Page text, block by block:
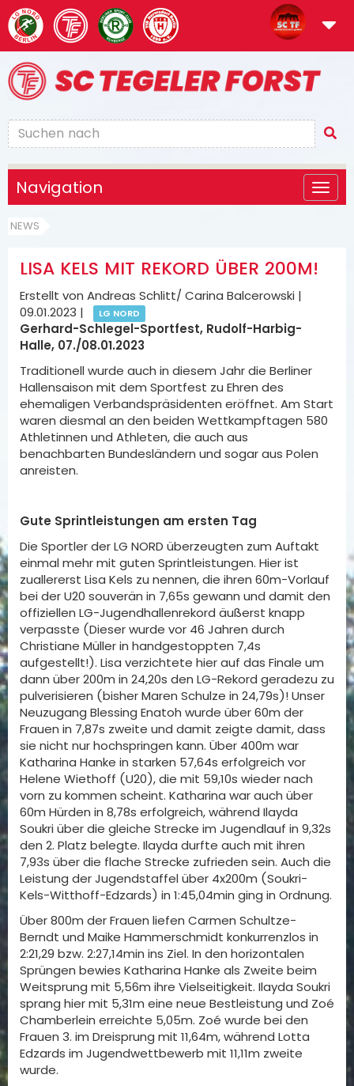
Navigation
NEWS
LISA KELS MIT REKORD ÜBER 200M!
Erstellt von Andreas Schlitt/ Carina Balcerowski |
09.01.2023 | LG NORD
Gerhard-Schlegel-Sportfest, Rudolf-Harbig-
Halle, 07./08.01.2023
Traditionell wurde auch in diesem Jahr die Berliner
Hallensaison mit dem Sportfest zu Ehren des
ehemaligen Verbandspräsidenten eröffnet. Am Start
waren diesmal an den beiden Wettkampftagen 580
Athletinnen und Athleten, die auch aus
benachbarten Bundesländern und sogar aus Polen
anreisten.
Gute Sprintleistungen am ersten Tag
Die Sportler der LG NORD überzeugten zum Auftakt
einmal mehr mit guten Sprintleistungen. Hier ist
zuallererst Lisa Kels zu nennen, die ihren 60m-Vorlauf
bei der U20 souverän in 7,65s gewann und damit den
offiziellen LG-Jugendhallenrekord äußerst knapp
verpasste (Dieser wurde vor 46 Jahren durch
Christiane Müller in handgestoppten 7,4s
aufgestellt!). Lisa verzichtete hier auf das Finale um
dann über 200m in 24,20s den LG-Rekord geradezu zu
pulverisieren (bisher Maren Schulze in 24,79s)! Unser
Neuzugang Blessing Enatoh wurde über 60m der
Frauen in 7,87s zweite und damit zeigte damit, dass
sie nicht nur hochspringen kann. Über 400m war
Katharina Hanke in starken 57,64s erfolgreich vor
Helene Wiethoff (U20), die mit 59,10s wieder nach
vorn zu kommen scheint. Katharina war auch über
60m Hürden in 8,78s erfolgreich, während Ilayda
Soukri über die gleiche Strecke im Jugendlauf in 9,32s
den 2. Platz belegte. Ilayda durfte auch mit ihren
7,93s über die flache Strecke zufrieden sein. Auch die
Leistung der Jugendstaffel über 4x200m (Soukri-
Kels-Witthoff-Edzards) in 1:45,04min ging in Ordnung.
Über 800m der Frauen liefen Carmen Schultze-
Berndt und Maike Hammerschmidt konkurrenzlos in
2:21,29 bzw. 2:27,14min ins Ziel. In den horizontalen
Sprüngen bewies Katharina Hanke als Zweite beim
Weitsprung mit 5,56m ihre Vielseitigkeit. Ilayda Soukri
sprang hier mit 5,31m eine neue Bestleistung und Zoé
Chamberlein erreichte 5,05m. Zoé wurde bei den
Frauen 3. im Dreisprung mit 11,64m, während Lotta
Edzards im Jugendwettbewerb mit 11,11m zweite
wurde.